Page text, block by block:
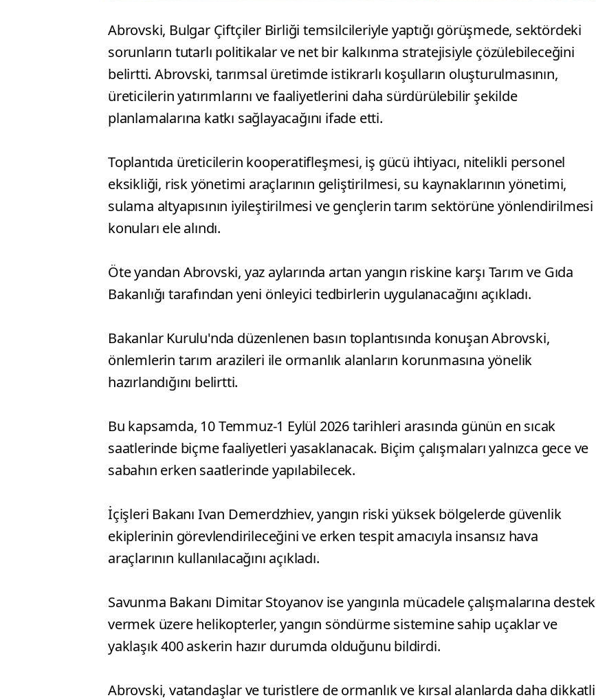
Abrovski, Bulgar Çiftçiler Birliği temsilcileriyle yaptığı görüşmede, sektördeki
sorunların tutarlı politikalar ve net bir kalkınma stratejisiyle çözülebileceğini
belirtti. Abrovski, tarımsal üretimde istikrarlı koşulların oluşturulmasının,
üreticilerin yatırımlarını ve faaliyetlerini daha sürdürülebilir şekilde
planlamalarına katkı sağlayacağını ifade etti.
Toplantıda üreticilerin kooperatifleşmesi, iş gücü ihtiyacı, nitelikli personel
eksikliği, risk yönetimi araçlarının geliştirilmesi, su kaynaklarının yönetimi,
sulama altyapısının iyileştirilmesi ve gençlerin tarım sektörüne yönlendirilmesi
konuları ele alındı.
Öte yandan Abrovski, yaz aylarında artan yangın riskine karşı Tarım ve Gıda
Bakanlığı tarafından yeni önleyici tedbirlerin uygulanacağını açıkladı.
Bakanlar Kurulu'nda düzenlenen basın toplantısında konuşan Abrovski,
önlemlerin tarım arazileri ile ormanlık alanların korunmasına yönelik
hazırlandığını belirtti.
Bu kapsamda, 10 Temmuz-1 Eylül 2026 tarihleri arasında günün en sıcak
saatlerinde biçme faaliyetleri yasaklanacak. Biçim çalışmaları yalnızca gece ve
sabahın erken saatlerinde yapılabilecek.
İçişleri Bakanı Ivan Demerdzhiev, yangın riski yüksek bölgelerde güvenlik
ekiplerinin görevlendirileceğini ve erken tespit amacıyla insansız hava
araçlarının kullanılacağını açıkladı.
Savunma Bakanı Dimitar Stoyanov ise yangınla mücadele çalışmalarına destek
vermek üzere helikopterler, yangın söndürme sistemine sahip uçaklar ve
yaklaşık 400 askerin hazır durumda olduğunu bildirdi.
Abrovski, vatandaşlar ve turistlere de ormanlık ve kırsal alanlarda daha dikkatli